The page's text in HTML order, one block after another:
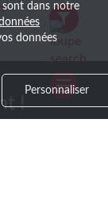
!
sont dans notre
données
Personnaliser